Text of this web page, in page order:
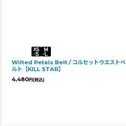
Wilted Petals Belt / コルセットウエストベ
ルト【KILL STAR】
4,480円 (税込)